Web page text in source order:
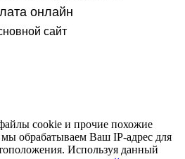
Jet 14" Z010 белый
Galaxy Pro 14" V010
онлайн
сайт
cookie и прочие похожие
обрабатываем Ваш IP-адрес для
Используя данный